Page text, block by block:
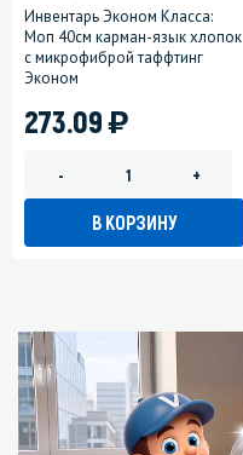
Инвентарь Эконом Класса:
Моп 40см карман-язык хлопок
с микрофиброй таффтинг
Эконом
273.09)
- +
В КОРЗИНУ